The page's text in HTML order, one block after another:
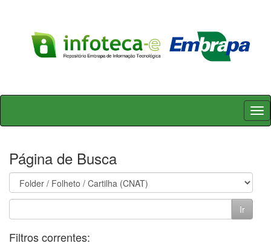
Skip
Página de Busca
Filtros correntes: